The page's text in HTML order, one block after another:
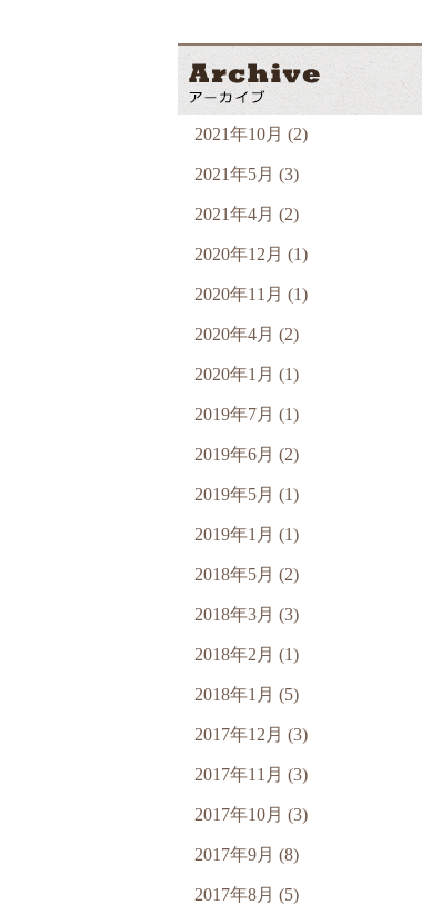
2021年10月 (2)
2021年5月 (3)
2021年4月 (2)
2020年12月 (1)
2020年11月 (1)
2020年4月 (2)
2020年1月 (1)
2019年7月 (1)
2019年6月 (2)
2019年5月 (1)
2019年1月 (1)
2018年5月 (2)
2018年3月 (3)
2018年2月 (1)
2018年1月 (5)
2017年12月 (3)
2017年11月 (3)
2017年10月 (3)
2017年9月 (8)
2017年8月 (5)